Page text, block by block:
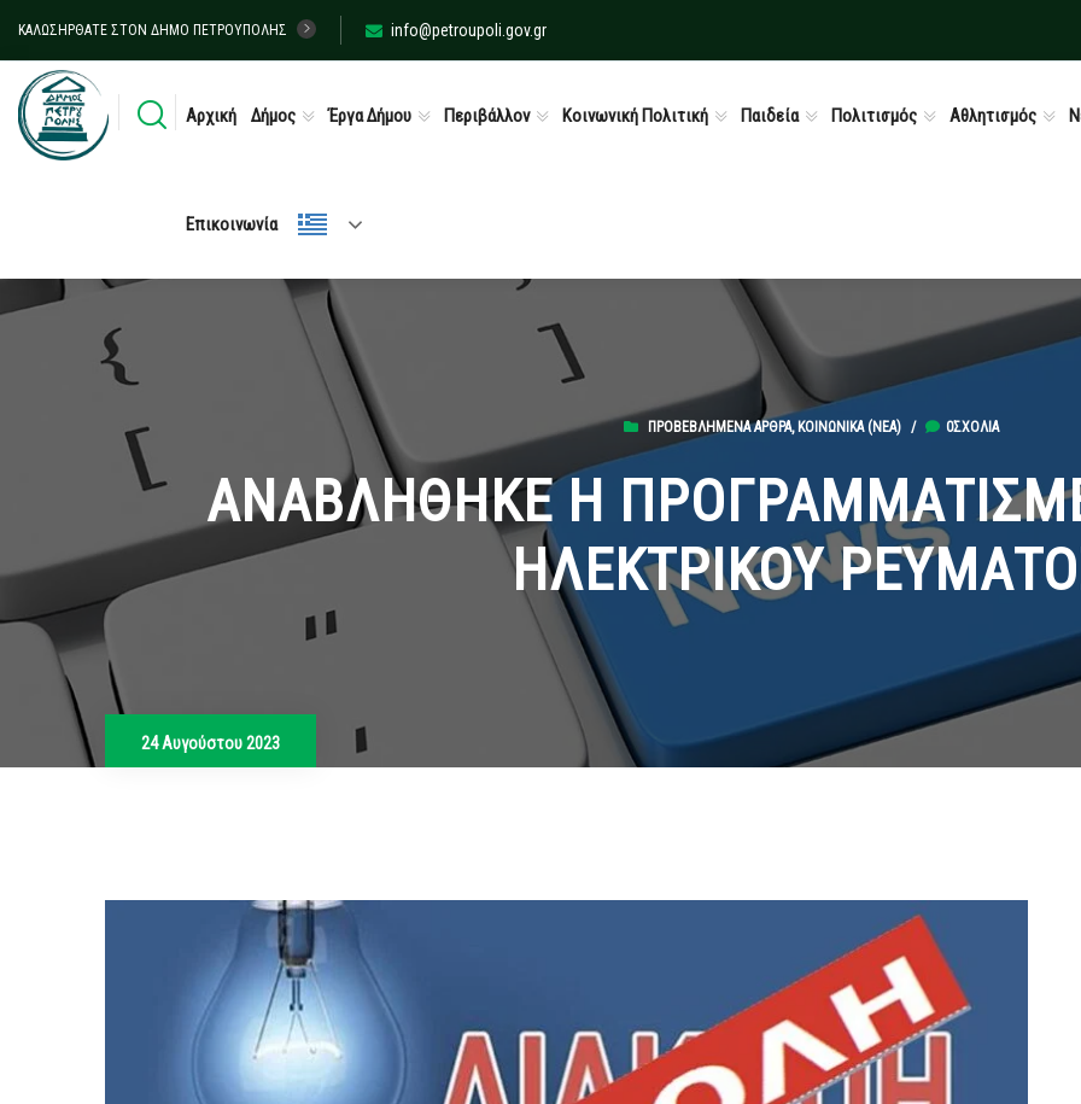
ΚΑΛΩΣΉΡΘΑΤΕ ΣΤΟΝ ΔΉΜΟ ΠΕΤΡΟΎΠΟΛΗΣ info@petroupoli.gov.gr
Αρχική Δήμος Έργα Δήμου Περιβάλλον Κοινωνική Πολιτική Παιδεία Πολιτισμός Αθλητισμός
Επικοινωνία
ΠΡΟΒΕΒΛΗΜΈΝΑ ΆΡΘΡΑ, ΚΟΙΝΩΝΙΚΆ (ΝΕΑ)/ 0ΣΧΌΛΙΑ
ΑΝΑΒΛΗΘΗΚΕ Η
ΗΛΕΚΤΡΙΚΟΥ
24 Αυγούστου 2023